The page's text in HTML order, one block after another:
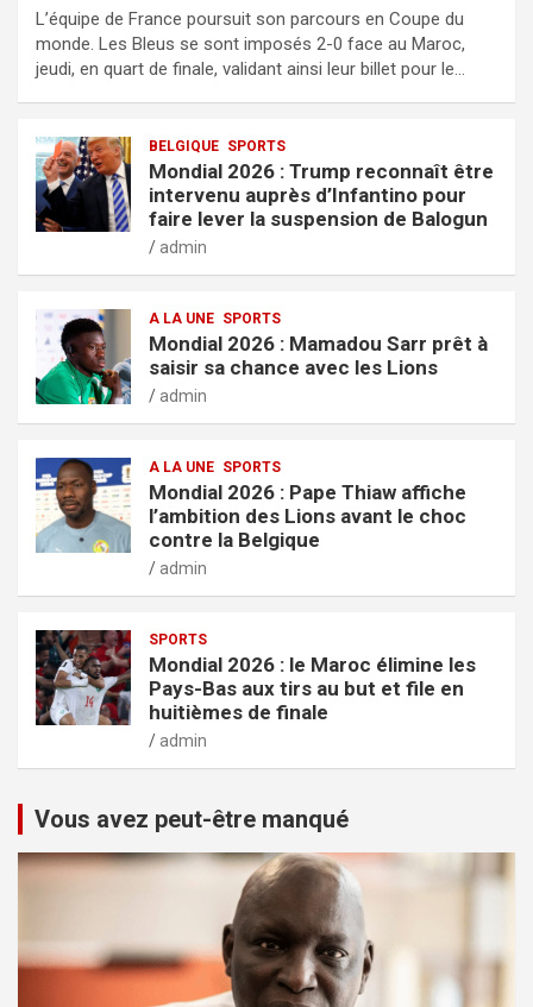
L’équipe de France poursuit son parcours en Coupe du
monde. Les Bleus se sont imposés 2-0 face au Maroc,
jeudi, en quart de finale, validant ainsi leur billet pour le…
BELGIQUE SPORTS
Mondial 2026 : Trump reconnaît être
intervenu auprès d’Infantino pour
faire lever la suspension de Balogun
admin
A LA UNE SPORTS
Mondial 2026 : Mamadou Sarr prêt à
saisir sa chance avec les Lions
admin
A LA UNE SPORTS
Mondial 2026 : Pape Thiaw affiche
l’ambition des Lions avant le choc
contre la Belgique
admin
SPORTS
Mondial 2026 : le Maroc élimine les
Pays-Bas aux tirs au but et file en
huitièmes de finale
admin
Vous avez peut-être manqué